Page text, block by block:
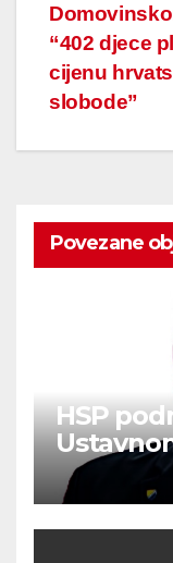
“402 djece
cijenu
slobode”
Povezane
HSP
ovjere